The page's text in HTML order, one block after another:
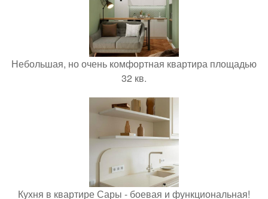
Небольшая, но очень комфортная квартира площадью
32 кв.
Кухня в квартире Сары - боевая и функциональная!